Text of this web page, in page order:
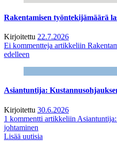
Rakentamisen työntekijämäärä
Kirjoitettu 22.7.2026
Ei kommentteja artikkeliin
edelleen
Asiantuntija:
Kirjoitettu 30.6.2026
1 kommentti artikkeliin Asiantuntija:
johtaminen
Lisää uutisia